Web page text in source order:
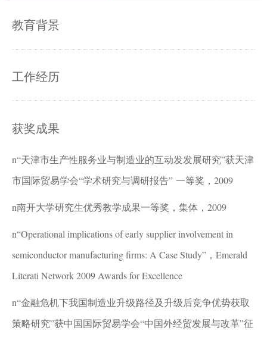
教育背景
工作经历
获奖成果
n“天津市生产性服务业与制造业的互动发发展研究”获天津
市国际贸易学会“学术研究与调研报告” 一等奖，2009
n南开大学研究生优秀教学成果一等奖，集体，2009
n“Operational implications of early supplier involvement in
semiconductor manufacturing firms: A Case Study” ，Emerald
Literati Network 2009 Awards for Excellence
n“金融危机下我国制造业升级路径及升级后竞争优势获取
策略研究”获中国国际贸易学会“中国外经贸发展与改革”征